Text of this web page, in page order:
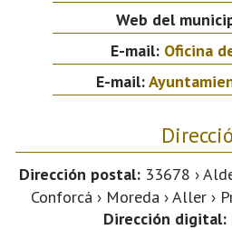
Web del
E-mail: Oficina
E-mail:
Dirección postal:33678 ›
Conforcá › Moreda › Aller ›
Dirección digital: